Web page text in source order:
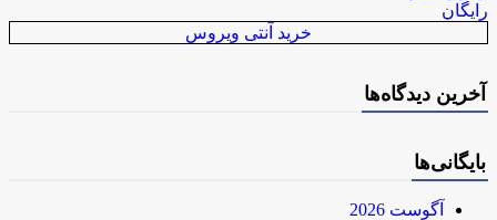
رایگان
خرید آنتی ویروس
آخرین دیدگاه‌ها
بایگانی‌ها
آگوست 2026